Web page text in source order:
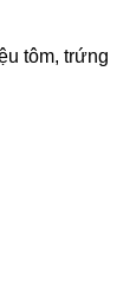
tôm, trứng